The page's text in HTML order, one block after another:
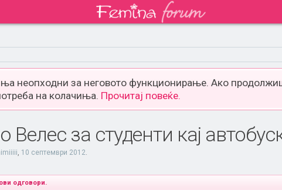
неопходни за неговото функционирање. Ако
на колачиња. Прочитај повеќе.
за студенти кај
, 10 септември 2012.
одговори.